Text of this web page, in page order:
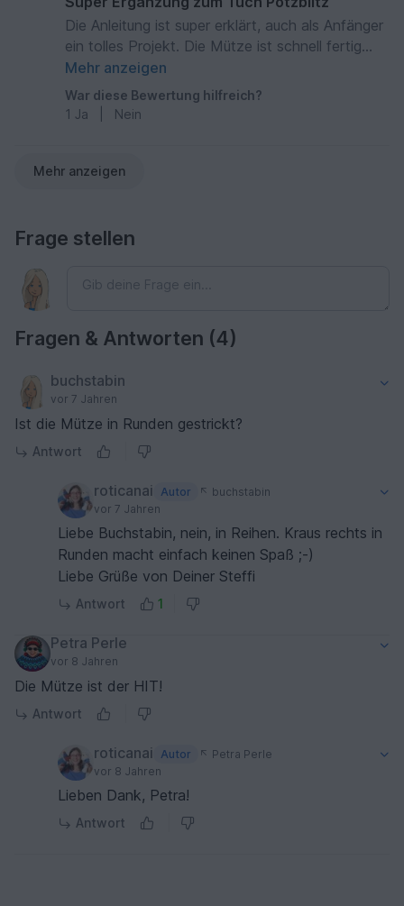
Die Anleitung ist super erklärt, auch als Anfänger
ein tolles Projekt. Die Mütze ist schnell fertig
geworden. Zusammen mit dem Tuch eine super
Kombination. Ich werde immer wieder darauf
angesprochen.
Mehr anzeigen
War diese Bewertung hilfreich?
1 Ja Nein
Mehr anzeigen
Frage stellen
Fragen & Antworten (4)
buchstabin
vor 7 Jahren
Ist die Mütze in Runden gestrickt?
Antwort
roticanai Autor
buchstabin
vor 7 Jahren
Liebe Buchstabin, nein, in Reihen. Kraus rechts in
Runden macht einfach keinen Spaß ;-)
Liebe Grüße von Deiner Steffi
Antwort 1
Petra Perle
vor 8 Jahren
Die Mütze ist der HIT!
Antwort
roticanai Autor
Petra Perle
vor 8 Jahren
Lieben Dank, Petra!
Antwort